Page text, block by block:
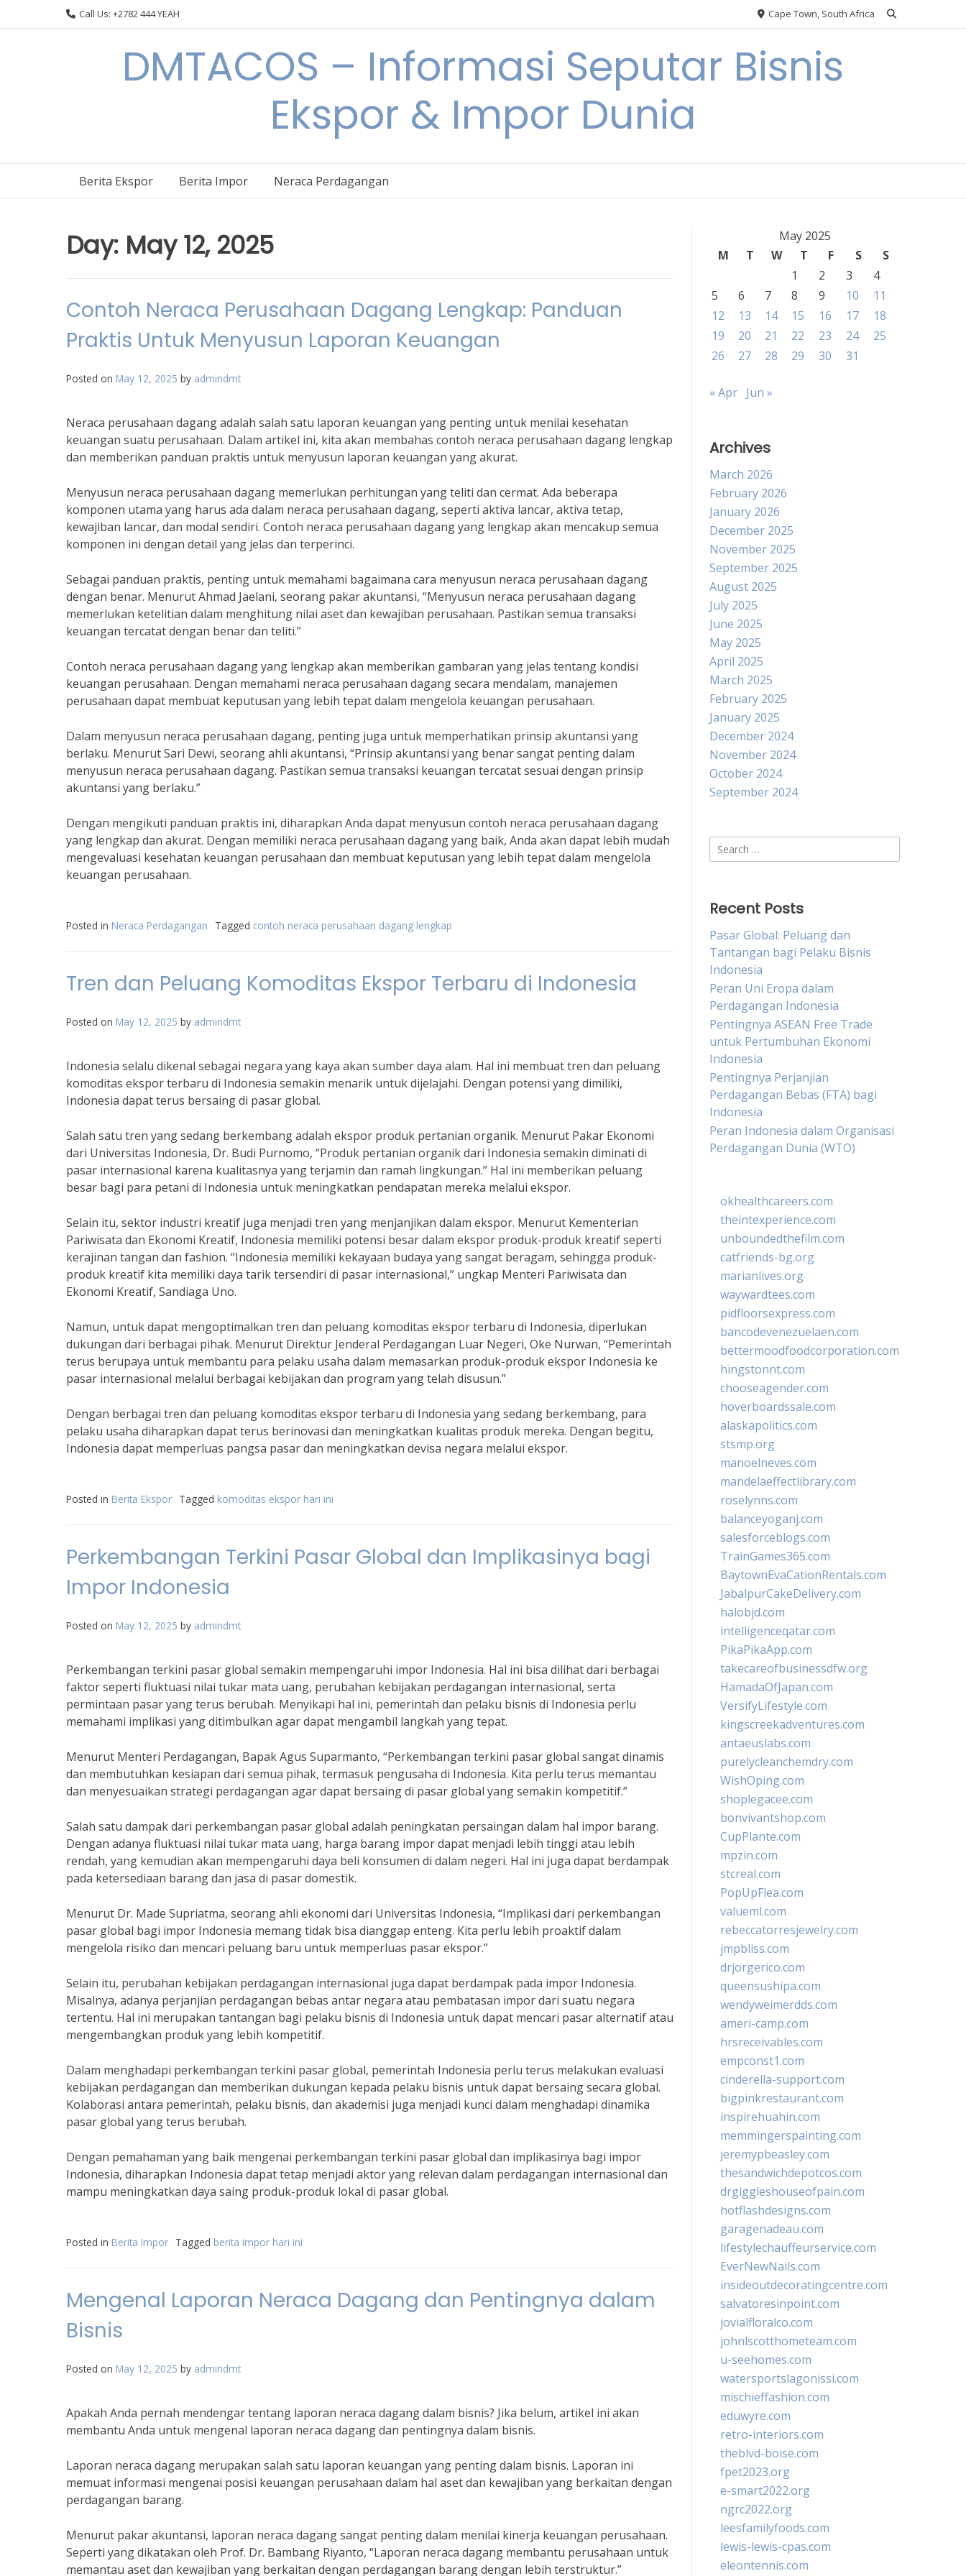
Call Us: +2782 444 YEAH Cape Town, South Africa
DMTACOS – Informasi Seputar Bisnis
Ekspor & Impor Dunia
Berita Ekspor Berita Impor Neraca Perdagangan
Day: May 12, 2025
Contoh Neraca Perusahaan Dagang Lengkap: Panduan
Praktis Untuk Menyusun Laporan Keuangan
Posted on May 12, 2025 by admindmt
Neraca perusahaan dagang adalah salah satu laporan keuangan yang penting untuk menilai kesehatan
keuangan suatu perusahaan. Dalam artikel ini, kita akan membahas contoh neraca perusahaan dagang lengkap
dan memberikan panduan praktis untuk menyusun laporan keuangan yang akurat.
Menyusun neraca perusahaan dagang memerlukan perhitungan yang teliti dan cermat. Ada beberapa
komponen utama yang harus ada dalam neraca perusahaan dagang, seperti aktiva lancar, aktiva tetap,
kewajiban lancar, dan modal sendiri. Contoh neraca perusahaan dagang yang lengkap akan mencakup semua
komponen ini dengan detail yang jelas dan terperinci.
Sebagai panduan praktis, penting untuk memahami bagaimana cara menyusun neraca perusahaan dagang
dengan benar. Menurut Ahmad Jaelani, seorang pakar akuntansi, “Menyusun neraca perusahaan dagang
memerlukan ketelitian dalam menghitung nilai aset dan kewajiban perusahaan. Pastikan semua transaksi
keuangan tercatat dengan benar dan teliti.”
Contoh neraca perusahaan dagang yang lengkap akan memberikan gambaran yang jelas tentang kondisi
keuangan perusahaan. Dengan memahami neraca perusahaan dagang secara mendalam, manajemen
perusahaan dapat membuat keputusan yang lebih tepat dalam mengelola keuangan perusahaan.
Dalam menyusun neraca perusahaan dagang, penting juga untuk memperhatikan prinsip akuntansi yang
berlaku. Menurut Sari Dewi, seorang ahli akuntansi, “Prinsip akuntansi yang benar sangat penting dalam
menyusun neraca perusahaan dagang. Pastikan semua transaksi keuangan tercatat sesuai dengan prinsip
akuntansi yang berlaku.”
Dengan mengikuti panduan praktis ini, diharapkan Anda dapat menyusun contoh neraca perusahaan dagang
yang lengkap dan akurat. Dengan memiliki neraca perusahaan dagang yang baik, Anda akan dapat lebih mudah
mengevaluasi kesehatan keuangan perusahaan dan membuat keputusan yang lebih tepat dalam mengelola
keuangan perusahaan.
Posted in Neraca Perdagangan Tagged contoh neraca perusahaan dagang lengkap
Tren dan Peluang Komoditas Ekspor Terbaru di Indonesia
Posted on May 12, 2025 by admindmt
Indonesia selalu dikenal sebagai negara yang kaya akan sumber daya alam. Hal ini membuat tren dan peluang
komoditas ekspor terbaru di Indonesia semakin menarik untuk dijelajahi. Dengan potensi yang dimiliki,
Indonesia dapat terus bersaing di pasar global.
Salah satu tren yang sedang berkembang adalah ekspor produk pertanian organik. Menurut Pakar Ekonomi
dari Universitas Indonesia, Dr. Budi Purnomo, “Produk pertanian organik dari Indonesia semakin diminati di
pasar internasional karena kualitasnya yang terjamin dan ramah lingkungan.” Hal ini memberikan peluang
besar bagi para petani di Indonesia untuk meningkatkan pendapatan mereka melalui ekspor.
Selain itu, sektor industri kreatif juga menjadi tren yang menjanjikan dalam ekspor. Menurut Kementerian
Pariwisata dan Ekonomi Kreatif, Indonesia memiliki potensi besar dalam ekspor produk-produk kreatif seperti
kerajinan tangan dan fashion. “Indonesia memiliki kekayaan budaya yang sangat beragam, sehingga produk-
produk kreatif kita memiliki daya tarik tersendiri di pasar internasional,” ungkap Menteri Pariwisata dan
Ekonomi Kreatif, Sandiaga Uno.
Namun, untuk dapat mengoptimalkan tren dan peluang komoditas ekspor terbaru di Indonesia, diperlukan
dukungan dari berbagai pihak. Menurut Direktur Jenderal Perdagangan Luar Negeri, Oke Nurwan, “Pemerintah
terus berupaya untuk membantu para pelaku usaha dalam memasarkan produk-produk ekspor Indonesia ke
pasar internasional melalui berbagai kebijakan dan program yang telah disusun.”
Dengan berbagai tren dan peluang komoditas ekspor terbaru di Indonesia yang sedang berkembang, para
pelaku usaha diharapkan dapat terus berinovasi dan meningkatkan kualitas produk mereka. Dengan begitu,
Indonesia dapat memperluas pangsa pasar dan meningkatkan devisa negara melalui ekspor.
Posted in Berita Ekspor Tagged komoditas ekspor hari ini
Perkembangan Terkini Pasar Global dan Implikasinya bagi
Impor Indonesia
Posted on May 12, 2025 by admindmt
Perkembangan terkini pasar global semakin mempengaruhi impor Indonesia. Hal ini bisa dilihat dari berbagai
faktor seperti fluktuasi nilai tukar mata uang, perubahan kebijakan perdagangan internasional, serta
permintaan pasar yang terus berubah. Menyikapi hal ini, pemerintah dan pelaku bisnis di Indonesia perlu
memahami implikasi yang ditimbulkan agar dapat mengambil langkah yang tepat.
Menurut Menteri Perdagangan, Bapak Agus Suparmanto, “Perkembangan terkini pasar global sangat dinamis
dan membutuhkan kesiapan dari semua pihak, termasuk pengusaha di Indonesia. Kita perlu terus memantau
dan menyesuaikan strategi perdagangan agar dapat bersaing di pasar global yang semakin kompetitif.”
Salah satu dampak dari perkembangan pasar global adalah peningkatan persaingan dalam hal impor barang.
Dengan adanya fluktuasi nilai tukar mata uang, harga barang impor dapat menjadi lebih tinggi atau lebih
rendah, yang kemudian akan mempengaruhi daya beli konsumen di dalam negeri. Hal ini juga dapat berdampak
pada ketersediaan barang dan jasa di pasar domestik.
Menurut Dr. Made Supriatma, seorang ahli ekonomi dari Universitas Indonesia, “Implikasi dari perkembangan
pasar global bagi impor Indonesia memang tidak bisa dianggap enteng. Kita perlu lebih proaktif dalam
mengelola risiko dan mencari peluang baru untuk memperluas pasar ekspor.”
Selain itu, perubahan kebijakan perdagangan internasional juga dapat berdampak pada impor Indonesia.
Misalnya, adanya perjanjian perdagangan bebas antar negara atau pembatasan impor dari suatu negara
tertentu. Hal ini merupakan tantangan bagi pelaku bisnis di Indonesia untuk dapat mencari pasar alternatif atau
mengembangkan produk yang lebih kompetitif.
Dalam menghadapi perkembangan terkini pasar global, pemerintah Indonesia perlu terus melakukan evaluasi
kebijakan perdagangan dan memberikan dukungan kepada pelaku bisnis untuk dapat bersaing secara global.
Kolaborasi antara pemerintah, pelaku bisnis, dan akademisi juga menjadi kunci dalam menghadapi dinamika
pasar global yang terus berubah.
Dengan pemahaman yang baik mengenai perkembangan terkini pasar global dan implikasinya bagi impor
Indonesia, diharapkan Indonesia dapat tetap menjadi aktor yang relevan dalam perdagangan internasional dan
mampu meningkatkan daya saing produk-produk lokal di pasar global.
Posted in Berita Impor Tagged berita impor hari ini
Mengenal Laporan Neraca Dagang dan Pentingnya dalam
Bisnis
Posted on May 12, 2025 by admindmt
Apakah Anda pernah mendengar tentang laporan neraca dagang dalam bisnis? Jika belum, artikel ini akan
membantu Anda untuk mengenal laporan neraca dagang dan pentingnya dalam bisnis.
Laporan neraca dagang merupakan salah satu laporan keuangan yang penting dalam bisnis. Laporan ini
memuat informasi mengenai posisi keuangan perusahaan dalam hal aset dan kewajiban yang berkaitan dengan
perdagangan barang.
Menurut pakar akuntansi, laporan neraca dagang sangat penting dalam menilai kinerja keuangan perusahaan.
Seperti yang dikatakan oleh Prof. Dr. Bambang Riyanto, “Laporan neraca dagang membantu perusahaan untuk
memantau aset dan kewajiban yang berkaitan dengan perdagangan barang dengan lebih terstruktur.”
May 2025
M
T W T F S
S
1
2 3
4
5
6 7 8 9 10
11
12
13 14 15 16 17
18
19
20 21 22 23 24
25
26
27 28 29 30 31
« Apr Jun »
Archives
March 2026
February 2026
January 2026
December 2025
November 2025
September 2025
August 2025
July 2025
June 2025
May 2025
April 2025
March 2025
February 2025
January 2025
December 2024
November 2024
October 2024
September 2024
Search
for:
Recent Posts
Pasar Global: Peluang dan
Tantangan bagi Pelaku Bisnis
Indonesia
Peran Uni Eropa dalam
Perdagangan Indonesia
Pentingnya ASEAN Free Trade
untuk Pertumbuhan Ekonomi
Indonesia
Pentingnya Perjanjian
Perdagangan Bebas (FTA) bagi
Indonesia
Peran Indonesia dalam Organisasi
Perdagangan Dunia (WTO)
okhealthcareers.com
theintexperience.com
unboundedthefilm.com
catfriends-bg.org
marianlives.org
waywardtees.com
pidfloorsexpress.com
bancodevenezuelaen.com
bettermoodfoodcorporation.com
hingstonnt.com
chooseagender.com
hoverboardssale.com
alaskapolitics.com
stsmp.org
manoelneves.com
mandelaeffectlibrary.com
roselynns.com
balanceyoganj.com
salesforceblogs.com
TrainGames365.com
BaytownEvaCationRentals.com
JabalpurCakeDelivery.com
halobjd.com
intelligenceqatar.com
PikaPikaApp.com
takecareofbusinessdfw.org
HamadaOfJapan.com
VersifyLifestyle.com
kingscreekadventures.com
antaeuslabs.com
purelycleanchemdry.com
WishOping.com
shoplegacee.com
bonvivantshop.com
CupPlante.com
mpzin.com
stcreal.com
PopUpFlea.com
valueml.com
rebeccatorresjewelry.com
jmpbliss.com
drjorgerico.com
queensushipa.com
wendyweimerdds.com
ameri-camp.com
hrsreceivables.com
empconst1.com
cinderella-support.com
bigpinkrestaurant.com
inspirehuahin.com
memmingerspainting.com
jeremypbeasley.com
thesandwichdepotcos.com
drgiggleshouseofpain.com
hotflashdesigns.com
garagenadeau.com
lifestylechauffeurservice.com
EverNewNails.com
insideoutdecoratingcentre.com
salvatoresinpoint.com
jovialfloralco.com
johnlscotthometeam.com
u-seehomes.com
watersportslagonissi.com
mischieffashion.com
eduwyre.com
retro-interiors.com
theblvd-boise.com
fpet2023.org
e-smart2022.org
ngrc2022.org
leesfamilyfoods.com
lewis-lewis-cpas.com
eleontennis.com